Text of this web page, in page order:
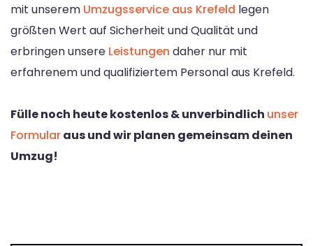
mit unserem Umzugsservice aus Krefeld legen
größten Wert auf Sicherheit und Qualität und
erbringen unsere Leistungen daher nur mit
erfahrenem und qualifiziertem Personal aus Krefeld.
Fülle noch heute kostenlos & unverbindlich unser
Formularaus und wir planen gemeinsam deinen
Umzug!